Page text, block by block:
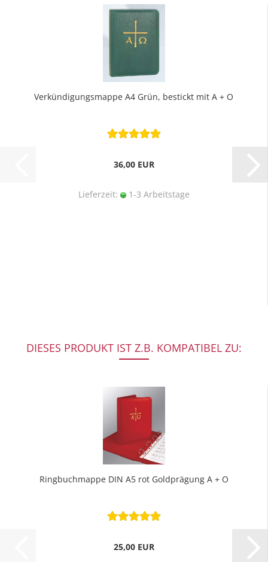
Verkündigungsmappe A4 Grün, bestickt mit A + O
36,00 EUR
Lieferzeit: 1-3 Arbeitstage
DIESES PRODUKT IST Z.B. KOMPATIBEL ZU:
Ringbuchmappe DIN A5 rot Goldprägung A + O
25,00 EUR